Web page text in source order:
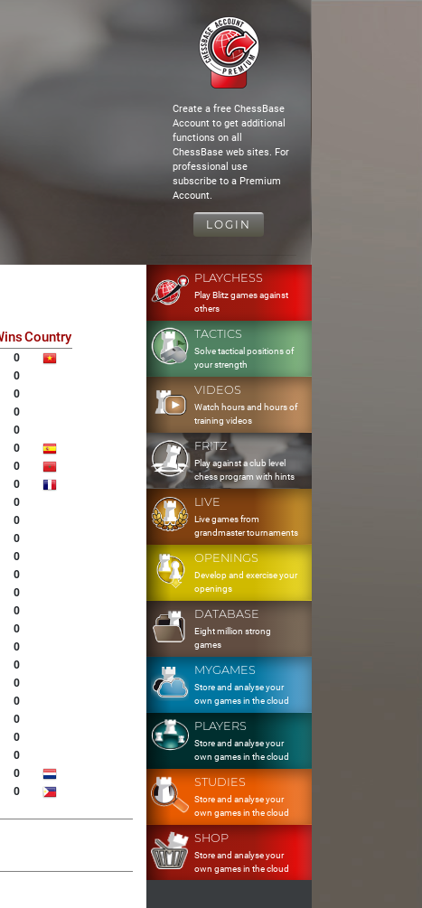
Create a free ChessBase
Account to get additional
functions on all
ChessBase web sites. For
professional use
subscribe to a Premium
Account.
LOGIN
Country
0
0
0
0
0
0
0
0
0
0
0
0
0
0
0
0
0
0
0
0
0
0
0
0
0
PLAYCHESS
Play Blitz games against
others
TACTICS
Solve tactical positions of
your strength
VIDEOS
Watch hours and hours of
training videos
FRITZ
Play against a club level
chess program with hints
LIVE
Live games from
grandmaster tournaments
OPENINGS
Develop and exercise your
openings
DATABASE
Eight million strong
games
MYGAMES
Store and analyse your
own games in the cloud
PLAYERS
Store and analyse your
own games in the cloud
STUDIES
Store and analyse your
own games in the cloud
SHOP
Store and analyse your
own games in the cloud